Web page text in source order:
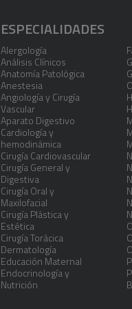
ESPECIALIDADES
Alergología
Análisis Clínicos
Anatomía Patológica
Anestesia
Angiología y Cirugía
Vascular
Aparato Digestivo
Cardiología y
hemodinámica
Cirugía Cardiovascular
Cirugía General y
Digestiva
Cirugía Oral y
Maxilofacial
Cirugía Plástica y
Estética
Cirugía Torácica
Dermatología
Educación Maternal
Endocrinología y
Nutrición